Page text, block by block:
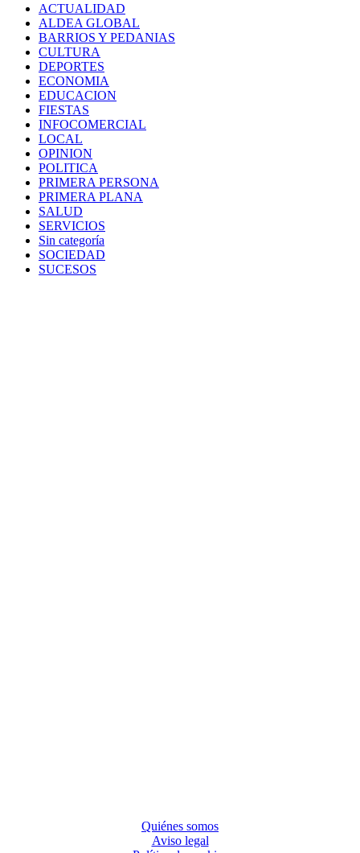
ACTUALIDAD
ALDEA GLOBAL
BARRIOS Y PEDANIAS
CULTURA
DEPORTES
ECONOMIA
EDUCACION
FIESTAS
INFOCOMERCIAL
LOCAL
OPINION
POLITICA
PRIMERA PERSONA
PRIMERA PLANA
SALUD
SERVICIOS
Sin categoría
SOCIEDAD
SUCESOS
Quiénes somos
Aviso legal